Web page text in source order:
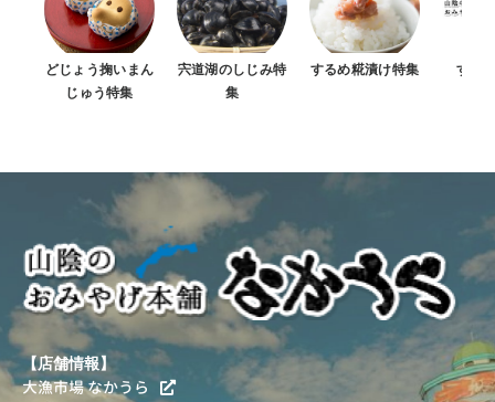
どじょう掬いまん
じゅう特集
宍道湖のしじみ特
集
するめ糀漬け特集 すべ
【店舗情報】
大漁市場 なかうら